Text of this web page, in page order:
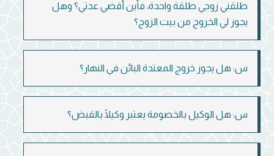
طلقني زوجي طلقة واحدة، فأين أقضي عدتي؟ وهل
يجوز لي الخروج من بيت الزوج؟
س: هل يجوز خروج المعتدة البائن في النهار؟
س: هل الوكيل بالخصومة يعتبر وكيلًا بالقبض؟